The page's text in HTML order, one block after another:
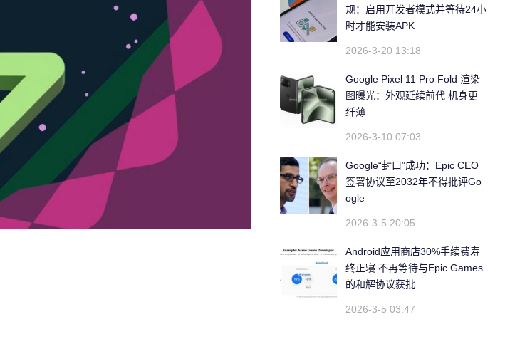
规：启用开发者模式并等待24小
时才能安装APK
2026-3-20 13:18
Google Pixel 11 Pro Fold 渲染
图曝光：外观延续前代 机身更
纤薄
2026-3-10 07:03
Google“封口”成功：Epic CEO
签署协议至2032年不得批评Go
ogle
2026-3-5 20:05
Android应用商店30%手续费寿
终正寝 不再等待与Epic Games
的和解协议获批
2026-3-5 03:47